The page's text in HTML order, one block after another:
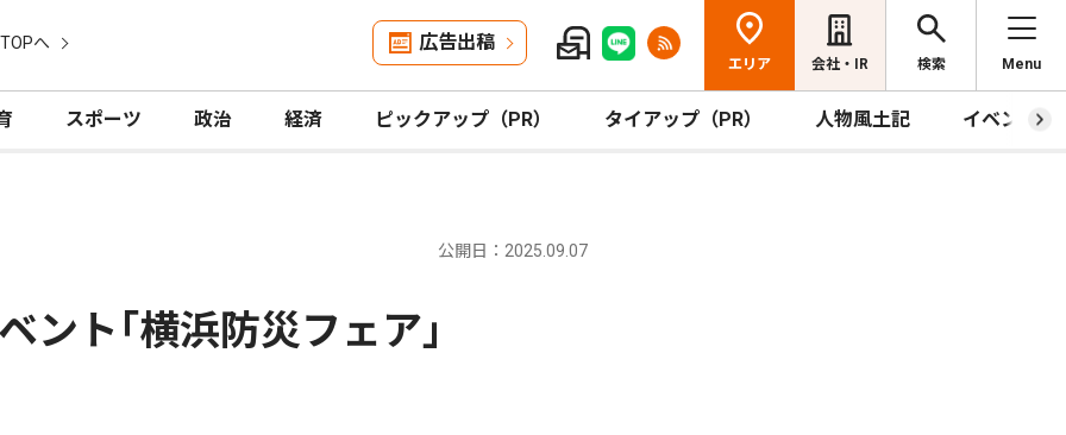
へ 広告出稿
エリア 会社・IR 検索 Menu
スポーツ 政治 経済 ピックアップ（PR） タイアップ（PR） 人物風土記 イベント
公開日：2025.09.07
ント｢横浜防災フェア｣